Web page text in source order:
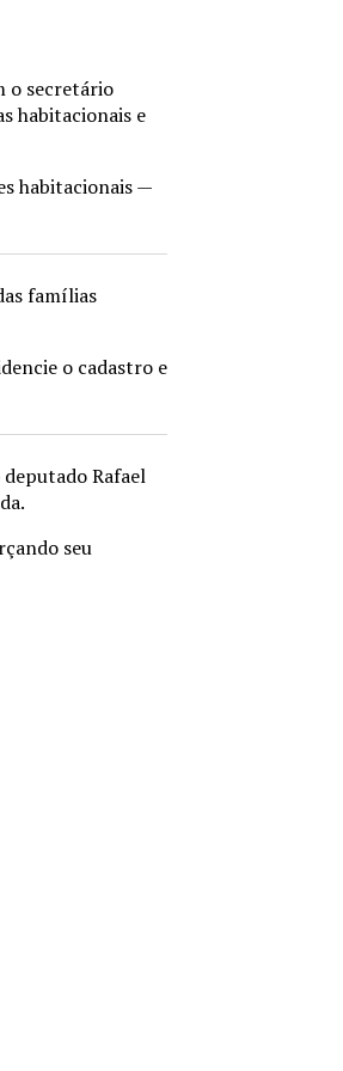
o secretário
habitacionais e
habitacionais —
famílias
o cadastro e
Rafael
seu